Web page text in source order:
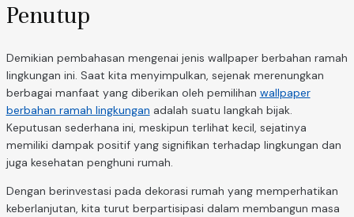
Penutup
Demikian pembahasan mengenai jenis wallpaper berbahan ramah
lingkungan ini. Saat kita menyimpulkan, sejenak merenungkan
berbagai manfaat yang diberikan oleh pemilihan wallpaper
berbahan ramah lingkungan adalah suatu langkah bijak.
Keputusan sederhana ini, meskipun terlihat kecil, sejatinya
memiliki dampak positif yang signifikan terhadap lingkungan dan
juga kesehatan penghuni rumah.
Dengan berinvestasi pada dekorasi rumah yang memperhatikan
keberlanjutan, kita turut berpartisipasi dalam membangun masa